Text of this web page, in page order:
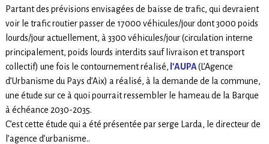
Partant des prévisions envisagées de baisse de trafic, qui devraient
voir le trafic routier passer de 17000 véhicules/jour dont 3000 poids
lourds/jour actuellement, à 3300 véhicules/jour (circulation interne
principalement, poids lourds interdits sauf livraison et transport
collectif) une fois le contournement réalisé, l’AUPA(L’Agence
d’Urbanisme du Pays d’Aix) a réalisé, à la demande de la commune,
une étude sur ce à quoi pourrait ressembler le hameau de la Barque
à échéance 2030-2035.
C’est cette étude qui a été présentée par serge Larda, le directeur de
l’agence d’urbanisme..